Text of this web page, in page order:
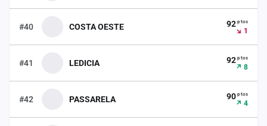
#40 COSTA OESTE ↘ 1
92 ptos
#41 LEDICIA ↗ 8
92 ptos
#42 PASSARELA ↗ 4
90 ptos